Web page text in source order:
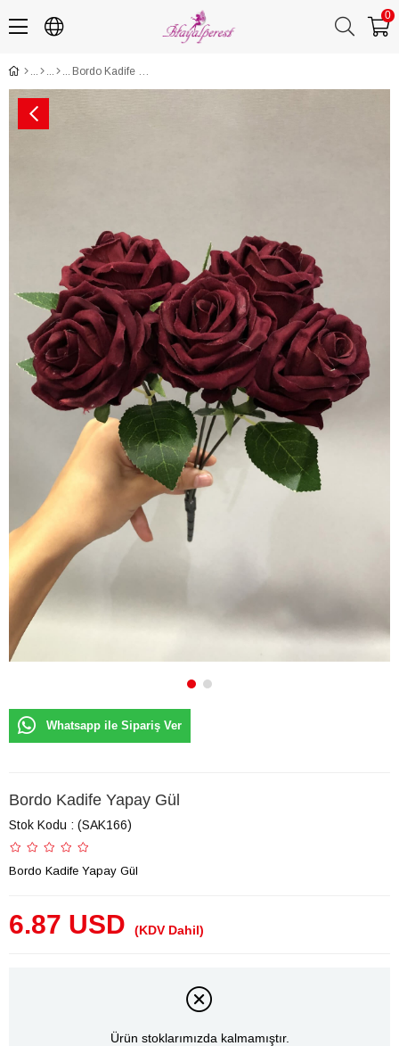
0
Bordo Kadife Yapay Gül
Whatsapp ile Sipariş Ver
Bordo Kadife Yapay Gül
Stok Kodu (SAK166)
Bordo Kadife Yapay Gül
6.87 USD (KDV Dahil)
Ürün stoklarımızda kalmamıştır.